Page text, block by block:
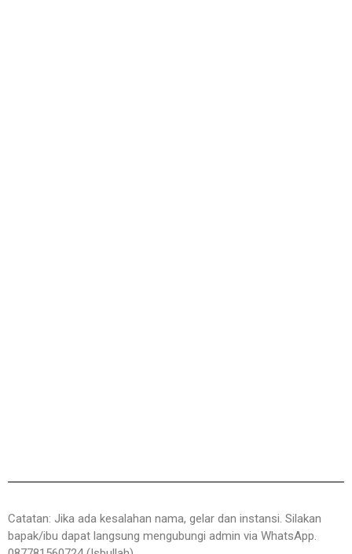
Catatan: Jika ada kesalahan nama, gelar dan instansi. Silakan
bapak/ibu dapat langsung mengubungi admin via WhatsApp.